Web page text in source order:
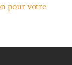
pour votre